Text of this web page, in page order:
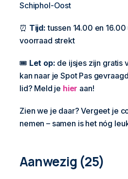
Schiphol-Oost
⏰ Tijd: tussen 14.00 en
voorraad strekt
🎟️ Let op: de ijsjes zijn gratis
kan naar je Spot Pas
lid? Meld je hier aan!
Zien we je daar? Vergeet je
nemen – samen is het nóg
Aanwezig (25)